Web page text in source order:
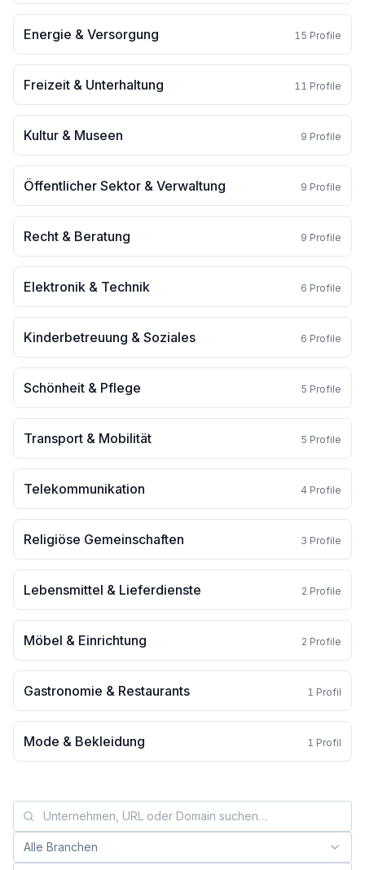
Energie & Versorgung 15 Profile
Freizeit & Unterhaltung 11 Profile
Kultur & Museen 9 Profile
Öffentlicher Sektor & Verwaltung 9 Profile
Recht & Beratung 9 Profile
Elektronik & Technik 6 Profile
Kinderbetreuung & Soziales 6 Profile
Schönheit & Pflege 5 Profile
Transport & Mobilität 5 Profile
Telekommunikation 4 Profile
Religiöse Gemeinschaften 3 Profile
Lebensmittel & Lieferdienste 2 Profile
Möbel & Einrichtung 2 Profile
Gastronomie & Restaurants 1 Profil
Mode & Bekleidung 1 Profil
Branche filtern:
Alle Branchen